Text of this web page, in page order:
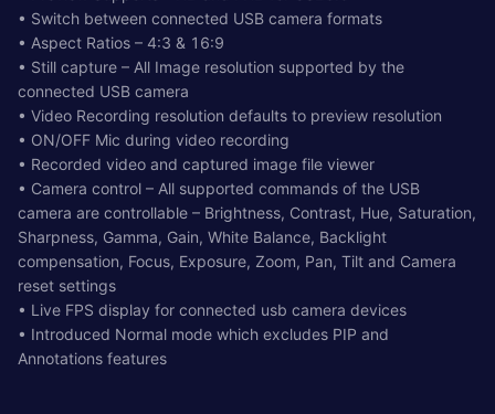
• Switch between connected USB camera formats
• Aspect Ratios – 4:3 & 16:9
• Still capture – All Image resolution supported by the
connected USB camera
• Video Recording resolution defaults to preview resolution
• ON/OFF Mic during video recording
• Recorded video and captured image file viewer
• Camera control – All supported commands of the USB
camera are controllable – Brightness, Contrast, Hue, Saturation,
Sharpness, Gamma, Gain, White Balance, Backlight
compensation, Focus, Exposure, Zoom, Pan, Tilt and Camera
reset settings
• Live FPS display for connected usb camera devices
• Introduced Normal mode which excludes PIP and
Annotations features